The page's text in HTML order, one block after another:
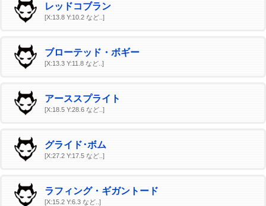
レッドコブラン
[X:13.8 Y:10.2 など..]
ブローテッド・ボギー
[X:13.3 Y:11.8 など..]
アーススプライト
[X:18.5 Y:28.6 など..]
グライド･ボム
[X:27.2 Y:17.5 など..]
ラフィング・ギガントード
[X:15.2 Y:6.3 など..]